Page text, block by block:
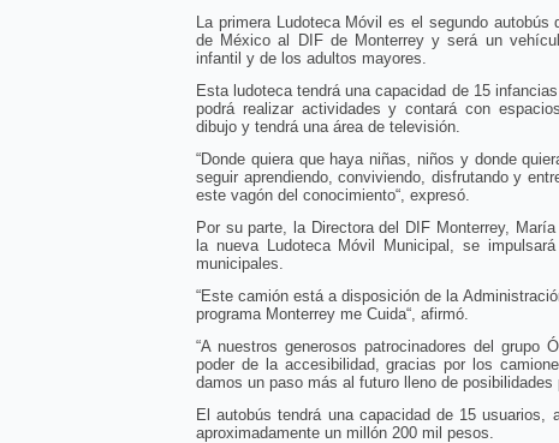
La primera Ludoteca Móvil es el segundo autobús
de México al DIF de Monterrey y será un
infantil y de los adultos mayores.
Esta ludoteca tendrá una capacidad de 15
podrá realizar actividades y contará con
dibujo y tendrá una área de televisión.
“Donde quiera que haya niñas, niños y donde
seguir aprendiendo, conviviendo, disfrutando y
este vagón del conocimiento“, expresó.
Por su parte, la Directora del DIF Monterrey,
la nueva Ludoteca Móvil Municipal, se
municipales.
“Este camión está a disposición de la
programa Monterrey me Cuida“, afirmó.
“A nuestros generosos patrocinadores del grupo
poder de la accesibilidad, gracias por los
damos un paso más al futuro lleno de posibilidades
El autobús tendrá una capacidad de 15
aproximadamente un millón 200 mil pesos.